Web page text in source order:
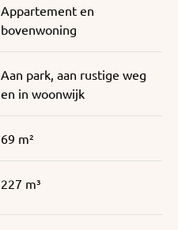
Appartement en
bovenwoning
Aan park, aan rustige weg
en in woonwijk
69 m²
227 m³